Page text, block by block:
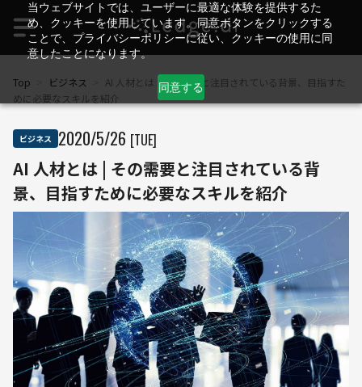
当ウェブサイトでは、ユーザーに最適な体験を提供するた
め、クッキーを使用しています。同意ボタンをクリックする
ことで、プライバシーポリシーに従い、クッキーの使用に同
意したことになります。
同意する
Top ビジネス
AI 人材とは | その需要と注目されている背景、目指すた
めに必要なスキルを紹介
ビジネス 2020/5/26 [TUE]
AI 人材とは | その需要と注目されている背
景、目指すために必要なスキルを紹介